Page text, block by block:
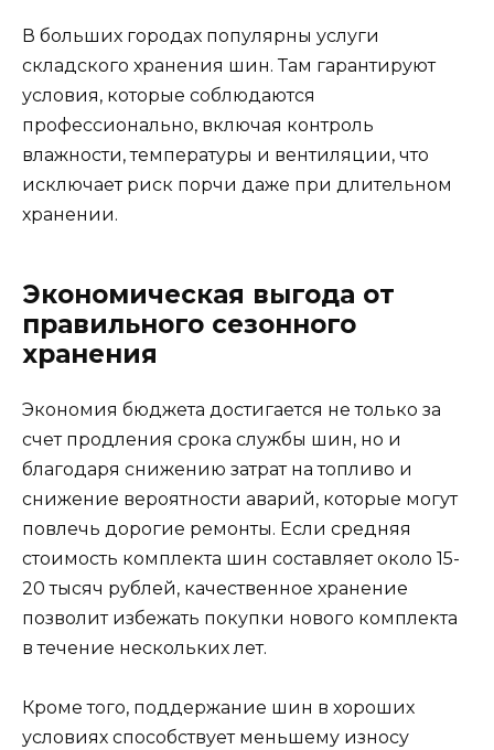
В больших городах популярны услуги
складского хранения шин. Там гарантируют
условия, которые соблюдаются
профессионально, включая контроль
влажности, температуры и вентиляции, что
исключает риск порчи даже при длительном
хранении.
Экономическая выгода от
правильного сезонного
хранения
Экономия бюджета достигается не только за
счет продления срока службы шин, но и
благодаря снижению затрат на топливо и
снижение вероятности аварий, которые могут
повлечь дорогие ремонты. Если средняя
стоимость комплекта шин составляет около 15-
20 тысяч рублей, качественное хранение
позволит избежать покупки нового комплекта
в течение нескольких лет.
Кроме того, поддержание шин в хороших
условиях способствует меньшему износу